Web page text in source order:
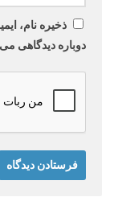
ذخیره نام،
دوباره دیدگاهی